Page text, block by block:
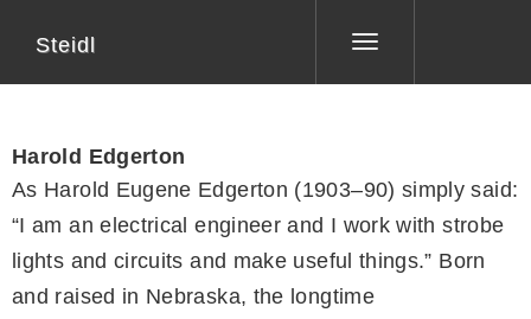
Toggle
Steidl
Harold Edgerton
As Harold Eugene Edgerton (1903–90) simply said:
“I am an electrical engineer and I work with strobe
lights and circuits and make useful things.” Born
and raised in Nebraska, the longtime